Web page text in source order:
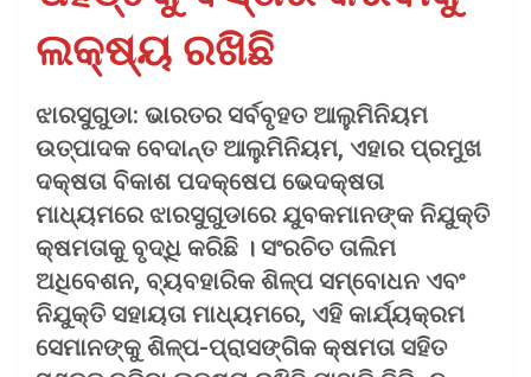
ଲକ୍ଷ୍ୟ ରଖିଛି
ଝାରସୁଗୁଡା: ଭାରତର ସର୍ବବୃହତ ଆଲୁମିନିୟମ
ଉତ୍ପାଦକ ବେଦାନ୍ତ ଆଲୁମିନିୟମ, ଏହାର ପ୍ରମୁଖ
ଦକ୍ଷତା ବିକାଶ ପଦକ୍ଷେପ ଭେଦକ୍ଷତା
ମାଧ୍ୟମରେ ଝାରସୁଗୁଡାରେ ଯୁବକମାନଙ୍କ ନିଯୁକ୍ତି
କ୍ଷମତାକୁ ବୃଦ୍ଧି କରିଛି । ସଂରଚିତ ତାଲିମ
ଅଧିବେଶନ, ବ୍ୟବହାରିକ ଶିଳ୍ପ ସମ୍ବୋଧନ ଏବଂ
ନିଯୁକ୍ତି ସହାୟତା ମାଧ୍ୟମରେ, ଏହି କାର୍ଯ୍ୟକ୍ରମ
ସେମାନଙ୍କୁ ଶିଳ୍ପ-ପ୍ରାସଙ୍ଗିକ କ୍ଷମତା ସହିତ